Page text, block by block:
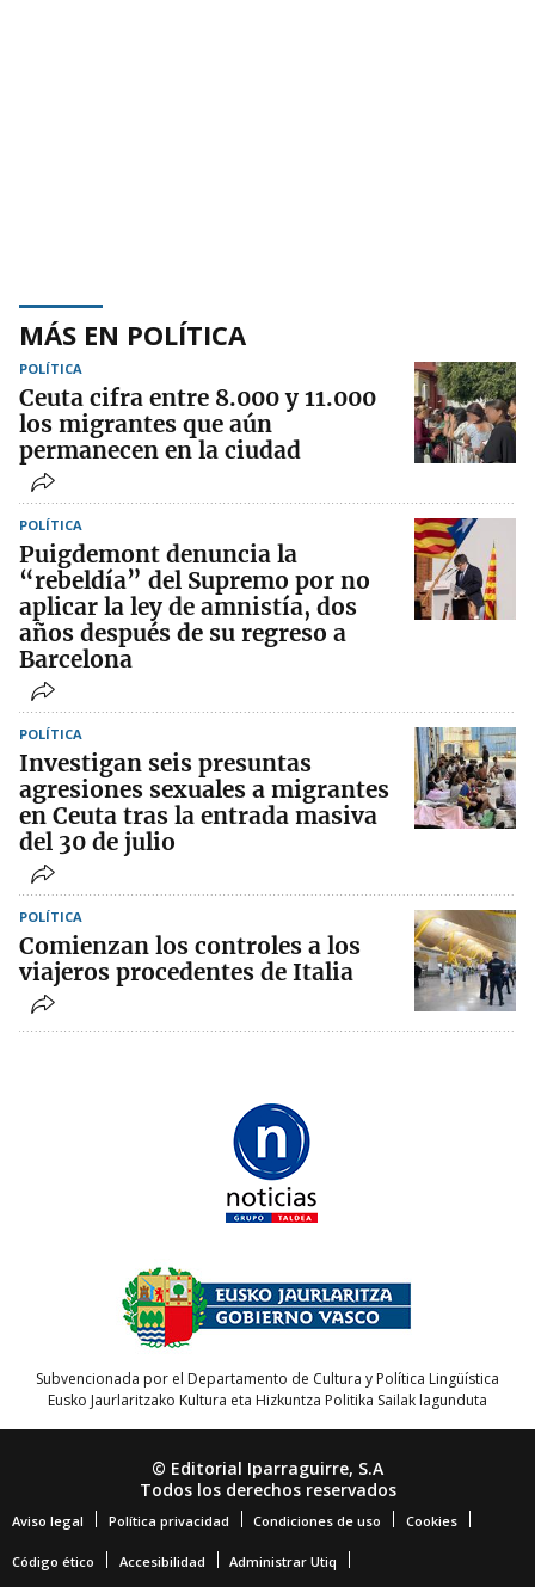
MÁS EN POLÍTICA
POLÍTICA
Ceuta cifra entre 8.000 y 11.000
los migrantes que aún
permanecen en la ciudad
POLÍTICA
Puigdemont denuncia la
“rebeldía” del Supremo por no
aplicar la ley de amnistía, dos
años después de su regreso a
Barcelona
POLÍTICA
Investigan seis presuntas
agresiones sexuales a migrantes
en Ceuta tras la entrada masiva
del 30 de julio
POLÍTICA
Comienzan los controles a los
viajeros procedentes de Italia
Subvencionada por el Departamento de Cultura y Política Lingüística
Eusko Jaurlaritzako Kultura eta Hizkuntza Politika Sailak lagunduta
© Editorial Iparraguirre, S.A
Todos los derechos reservados
Aviso legal Política privacidad Condiciones de uso Cookies
Código ético Accesibilidad Administrar Utiq